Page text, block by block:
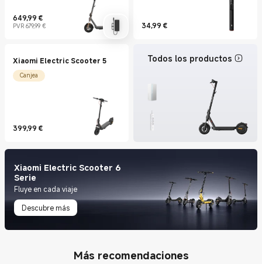
649,99 €
Current Price €649.99
PVR 679,99 €
Precio de mercado 679,99 € 34,99 €
Current Price €34.99
Xiaomi Electric Scooter 5
Canjea
399,99 €
Current Price €399.99
Todos los productos
Xiaomi Electric Scooter 6
Serie
Fluye en cada viaje
Descubre más
Más recomendaciones